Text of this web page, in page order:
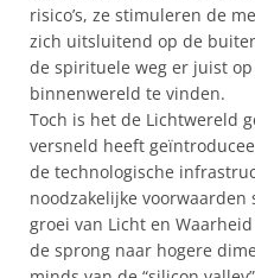
risico’s, ze stimuleren de
zich uitsluitend op de
de spirituele weg er juist
binnenwereld te vinden.
Toch is het de Lichtwereld
versneld heeft
de technologische
noodzakelijke voorwaarden
groei van Licht en
de sprong naar hogere